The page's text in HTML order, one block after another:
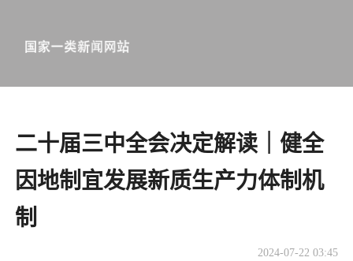
二十届三中全会决定解读｜健全
因地制宜发展新质生产力体制机
制
2024-07-22 03:45